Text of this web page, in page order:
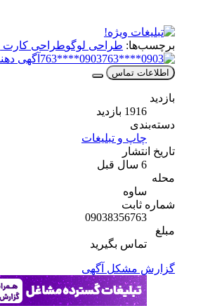
برچسب‌ها:طراحی لوگوطراحی کارت ویزیت
0903****763
آگهی دهنده
اطلاعات تماس
دسته‌بندی
چاپ و تبلیغات
تاریخ انتشار
شماره ثابت
09038356763
تماس بگیرید
گزارش مشکل آگهی